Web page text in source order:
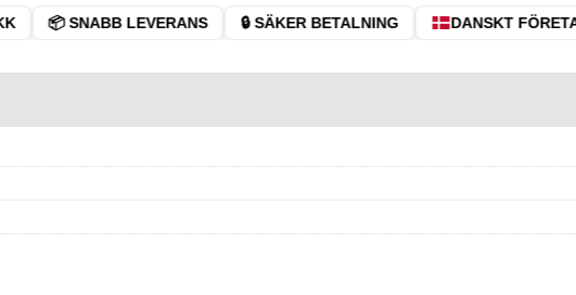
📦 SNABB LEVERANS 🔒 SÄKER BETALNING DANSKT FÖRETAG